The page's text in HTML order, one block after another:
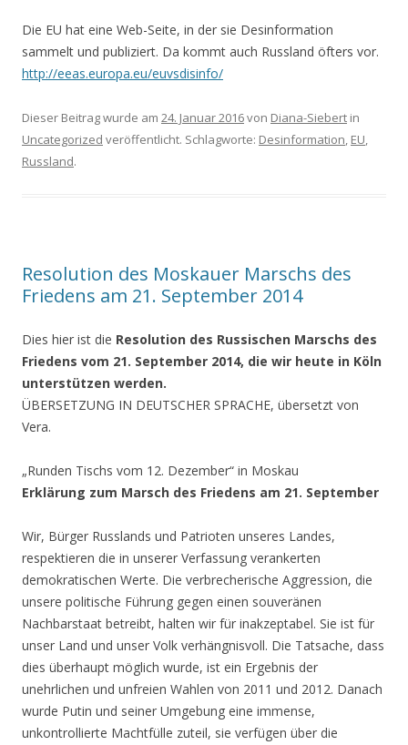
Die EU hat eine Web-Seite, in der sie Desinformation
sammelt und publiziert. Da kommt auch Russland öfters vor.
http://eeas.europa.eu/euvsdisinfo/
Dieser Beitrag wurde am 24. Januar 2016von Diana-Siebert in
Uncategorized veröffentlicht. Schlagworte: Desinformation, EU,
Russland.
Resolution des Moskauer Marschs des
Friedens am 21. September 2014
Dies hier ist die Resolution des Russischen Marschs des
Friedens vom 21. September 2014, die wir heute in Köln
unterstützen werden.
ÜBERSETZUNG IN DEUTSCHER SPRACHE, übersetzt von
Vera.
„Runden Tischs vom 12. Dezember“ in Moskau
Erklärung zum Marsch des Friedens am 21. September
Wir, Bürger Russlands und Patrioten unseres Landes,
respektieren die in unserer Verfassung verankerten
demokratischen Werte. Die verbrecherische Aggression, die
unsere politische Führung gegen einen souveränen
Nachbarstaat betreibt, halten wir für inakzeptabel. Sie ist für
unser Land und unser Volk verhängnisvoll. Die Tatsache, dass
dies überhaupt möglich wurde, ist ein Ergebnis der
unehrlichen und unfreien Wahlen von 2011 und 2012. Danach
wurde Putin und seiner Umgebung eine immense,
unkontrollierte Machtfülle zuteil, sie verfügen über die